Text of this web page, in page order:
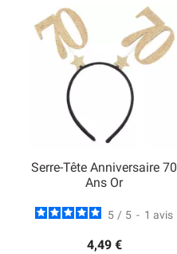
Serre-Tête Anniversaire 70
Ans Or
5 / 5 - 1 avis
4,49 €